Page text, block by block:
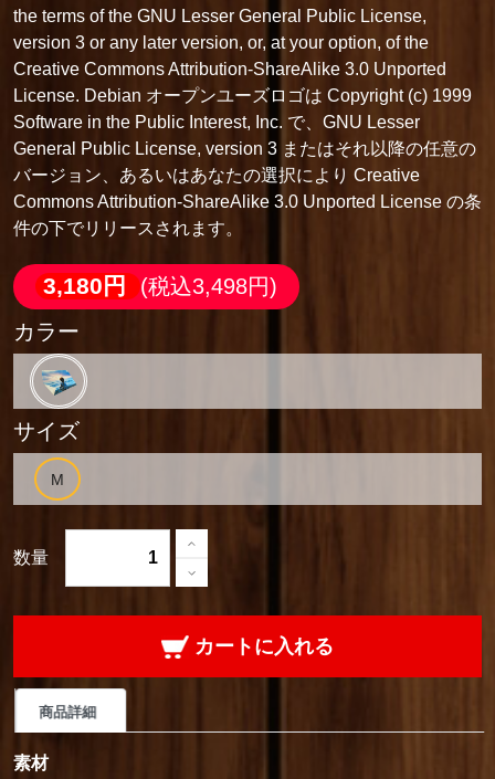
the terms of the GNU Lesser General Public License,
version 3 or any later version, or, at your option, of the
Creative Commons Attribution-ShareAlike 3.0 Unported
License. Debian オープンユーズロゴは Copyright (c) 1999
Software in the Public Interest, Inc. で、GNU Lesser
General Public License, version 3 またはそれ以降の任意の
バージョン、あるいはあなたの選択により Creative
Commons Attribution-ShareAlike 3.0 Unported License の条
件の下でリリースされます。
3,180円
(税込3,498円)
カラー
サイズ
数量
カートに入れる
商品詳細
素材